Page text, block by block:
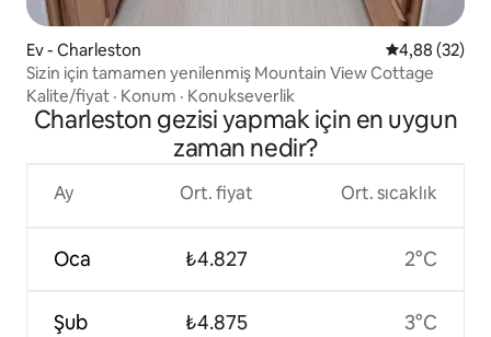
Ev - Charleston 5 üzerinden
4,88 (32)
Sizin için tamamen yenilenmiş Mountain View Cottage
Kalite/fiyat · Konum · Konukseverlik
Charleston gezisi yapmak için en uygun
zaman nedir?
Ay
Oca
Şub
Ort. fiyat
₺4.827
₺4.875
Ort. sıcaklık
2°C
3°C